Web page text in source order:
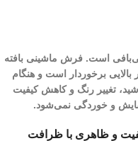
است. فرش ماشینی بافته
برخوردار است و هنگام
تغییر رنگ و کاهش کیفیت
و خوردگی نمی‌شود.